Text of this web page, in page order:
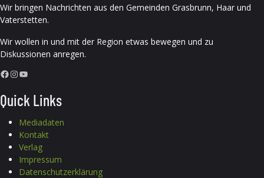
Wir bringen Nachrichten aus den Gemeinden Grasbrunn, Haar und
Vaterstetten.
Wir wollen in und mit der Region etwas bewegen und zu
Diskussionen anregen.
Facebook InstagramYouTube
Quick Links
Mediadaten
Kontakt
Verlag
Impressum
Datenschutzerklärung